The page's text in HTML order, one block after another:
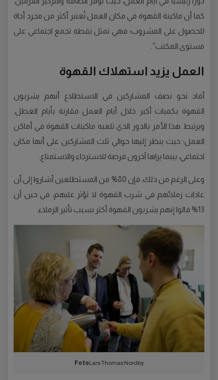
كما أن ماكينة القهوة في مكان العمل تُعتبر أكثر من مجرد أداة
للحصول على المشروب؛ فهي تمثل نقطة تجمع اجتماعي على
مستوى المكتب”.
العمل يزيد استهلاك القهوة
أفاد نحو نصف المشاركين في الاستطلاع أنهم يشربون
القهوة بكميات أكبر خلال أيام العمل مقارنة بأيام العطل.
ويرتبط هذا الأمر بالدور الذي تلعبه ماكينات القهوة في أماكن
العمل؛ حيث ينظر إليها حوالي ثلث المشاركين على أنها مكان
اجتماعي، بينما يراها آخرون فرصة للاسترخاء والاستمتاع.
وعلى الرغم من ذلك، فإن 80% من المستطلعين أشاروا إلى أن
عادات زملائهم في شرب القهوة لا تؤثر عليهم، في حين أن
13% قالوا إنهم يشربون القهوة أكثر بسبب تأثير الزملاء.
FotoLars Thomas Nordby